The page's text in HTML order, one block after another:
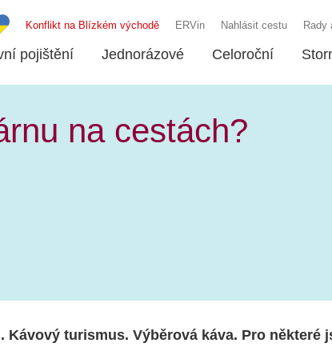
Konflikt na Blízkém východě ERVin Nahlásit cestu Rady
pojištění Jednorázové Celoroční
na cestách?
Kávový turismus. Výběrová káva. Pro některé